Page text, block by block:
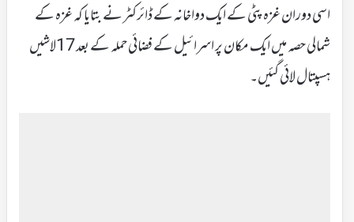
اسی دوران غزہ پٹی کے ایک دواخانہ کے ڈائرکٹر نے بتایا کہ غزہ کے
شمالی حصہ میں ایک مکان پر اسرائیل کے فضائی حملہ کے بعد 17لاشیں
ہسپتال لائی گئیں۔